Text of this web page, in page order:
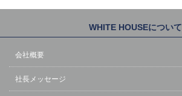
WHITE HOUSEについて
会社概要
社長メッセージ